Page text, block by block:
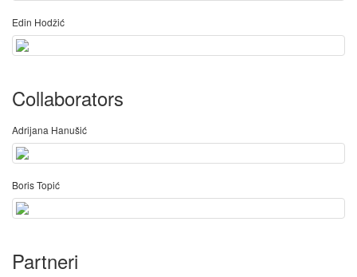
Edin Hodžić
Collaborators
Adrijana Hanušić
Boris Topić
Partneri